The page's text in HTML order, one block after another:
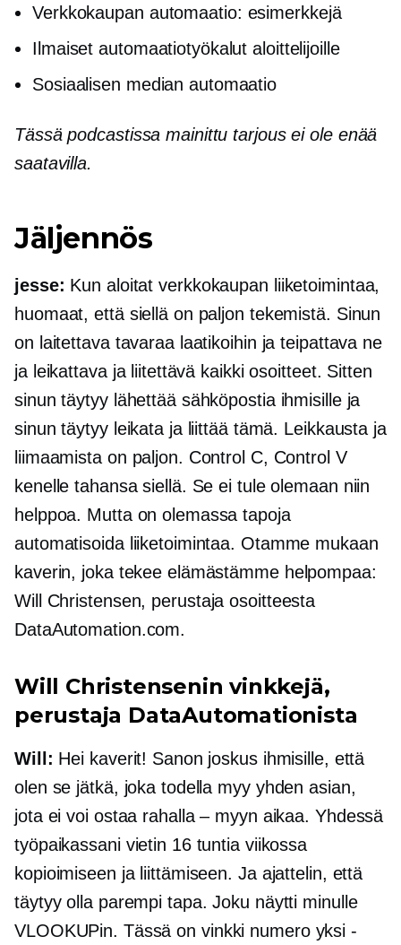
Verkkokaupan automaatio: esimerkkejä
Ilmaiset automaatiotyökalut aloittelijoille
Sosiaalisen median automaatio
Tässä podcastissa mainittu tarjous ei ole enää
saatavilla.
Jäljennös
jesse: Kun aloitatverkkokaupan liiketoimintaa,
huomaat, että siellä on paljon tekemistä. Sinun
on laitettava tavaraa laatikoihin ja teipattava ne
ja leikattava ja liitettävä kaikki osoitteet. Sitten
sinun täytyy lähettää sähköpostia ihmisille ja
sinun täytyy leikata ja liittää tämä. Leikkausta ja
liimaamista on paljon. Control C, Control V
kenelle tahansa siellä. Se ei tule olemaan niin
helppoa. Mutta on olemassa tapoja
automatisoida liiketoimintaa. Otamme mukaan
kaverin, joka tekee elämästämme helpompaa:
Will Christensen, perustaja osoitteesta
DataAutomation.com.
Will Christensenin vinkkejä,
perustaja DataAutomationista
Will: Hei kaverit! Sanon joskus ihmisille, että
olen se jätkä, joka todella myy yhden asian,
jota ei voi ostaa rahalla – myyn aikaa. Yhdessä
työpaikassani vietin 16 tuntia viikossa
kopioimiseen ja liittämiseen. Ja ajattelin, että
täytyy olla parempi tapa. Joku näytti minulle
VLOOKUPin. Tässä on vinkki numero yksi -